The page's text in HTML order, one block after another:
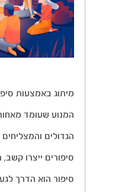
מיתוג באמצעות
המנוע שעומד
הגדולים
סיפורים ייצרו
סיפור הוא הדרך